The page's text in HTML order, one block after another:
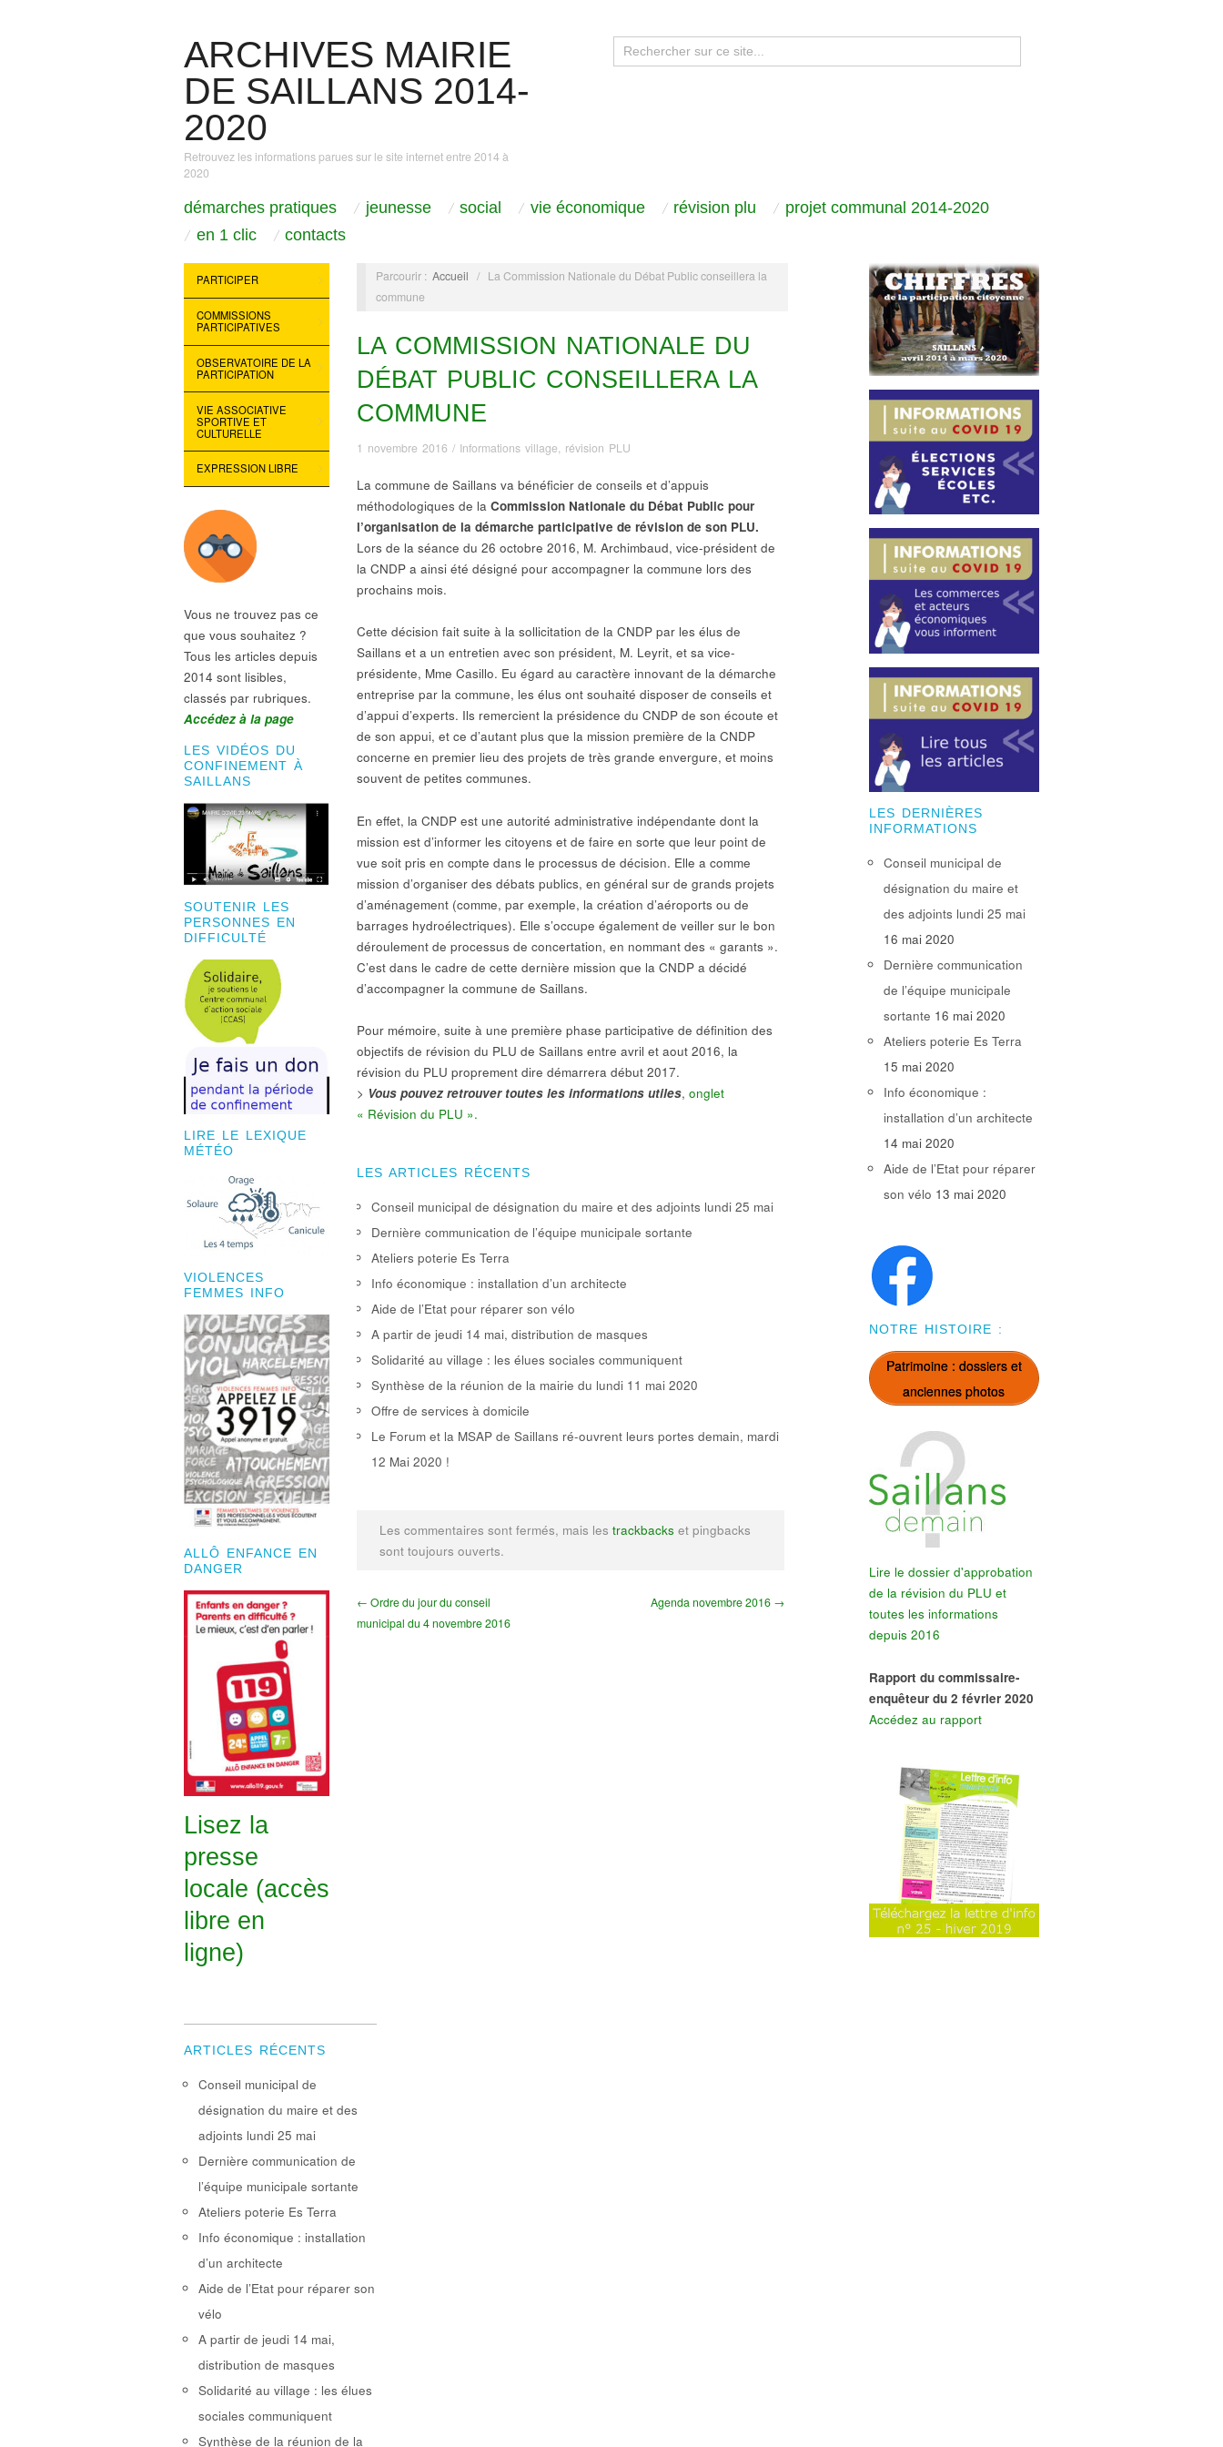
ARCHIVES MAIRIE
DE SAILLANS 2014-
2020
Retrouvez les informations parues sur le site internet entre 2014 à
2020
démarches pratiques jeunesse social vie économique révision plu
projet communal 2014-2020
en 1 clic
contacts
PARTICIPER
COMMISSIONS
PARTICIPATIVES
OBSERVATOIRE DE LA
PARTICIPATION
VIE ASSOCIATIVE
SPORTIVE ET
CULTURELLE
EXPRESSION LIBRE
Vous ne trouvez pas ce
que vous souhaitez ?
Tous les articles depuis
2014 sont lisibles,
classés par rubriques.
Accédez à la page
LES VIDÉOS DU
CONFINEMENT À
SAILLANS
SOUTENIR LES
PERSONNES EN
DIFFICULTÉ
LIRE LE LEXIQUE
MÉTÉO
VIOLENCES
FEMMES INFO
ALLÔ ENFANCE EN
DANGER
Lisez la
presse
locale (accès
libre en
ligne)
Parcourir : Accueil / La Commission Nationale du Débat Public conseillera la
commune
LA COMMISSION NATIONALE DU
DÉBAT PUBLIC CONSEILLERA LA
COMMUNE
1 novembre 2016 / Informations village révision PLU
La commune de Saillans va bénéficier de conseils et d’appuis
méthodologiques de la Commission Nationale du Débat Public pour
l’organisation de la démarche participative de révision de son PLU.
Lors de la séance du 26 octobre 2016, M. Archimbaud, vice-président de
la CNDP a ainsi été désigné pour accompagner la commune lors des
prochains mois.
Cette décision fait suite à la sollicitation de la CNDP par les élus de
Saillans et a un entretien avec son président, M. Leyrit, et sa vice-
présidente, Mme Casillo. Eu égard au caractère innovant de la démarche
entreprise par la commune, les élus ont souhaité disposer de conseils et
d’appui d’experts. Ils remercient la présidence du CNDP de son écoute et
de son appui, et ce d’autant plus que la mission première de la CNDP
concerne en premier lieu des projets de très grande envergure, et moins
souvent de petites communes.
En effet, la CNDP est une autorité administrative indépendante dont la
mission est d’informer les citoyens et de faire en sorte que leur point de
vue soit pris en compte dans le processus de décision. Elle a comme
mission d’organiser des débats publics, en général sur de grands projets
d’aménagement (comme, par exemple, la création d’aéroports ou de
barrages hydroélectriques). Elle s’occupe également de veiller sur le bon
déroulement de processus de concertation, en nommant des « garants ».
C’est dans le cadre de cette dernière mission que la CNDP a décidé
d’accompagner la commune de Saillans.
Pour mémoire, suite à une première phase participative de définition des
objectifs de révision du PLU de Saillans entre avril et aout 2016, la
révision du PLU proprement dire démarrera début 2017.
> Vous pouvez retrouver toutes les informations utiles, onglet
« Révision du PLU ».
LES ARTICLES RÉCENTS
Conseil municipal de désignation du maire et des adjoints lundi 25 mai
Dernière communication de l’équipe municipale sortante
Ateliers poterie Es Terra
Info économique : installation d’un architecte
Aide de l’Etat pour réparer son vélo
A partir de jeudi 14 mai, distribution de masques
Solidarité au village : les élues sociales communiquent
Synthèse de la réunion de la mairie du lundi 11 mai 2020
Offre de services à domicile
Le Forum et la MSAP de Saillans ré-ouvrent leurs portes demain, mardi
12 Mai 2020 !
Les commentaires sont fermés, mais les trackbacks et pingbacks
sont toujours ouverts.
← Ordre du jour du conseil
municipal du 4 novembre 2016
Agenda novembre 2016 →
LES DERNIÈRES
INFORMATIONS
Conseil municipal de
désignation du maire et
des adjoints lundi 25 mai
16 mai 2020
Dernière communication
de l’équipe municipale
sortante 16 mai 2020
Ateliers poterie Es Terra
15 mai 2020
Info économique :
installation d’un architecte
14 mai 2020
Aide de l’Etat pour réparer
son vélo 13 mai 2020
NOTRE HISTOIRE :
Patrimoine : dossiers et
anciennes photos
Lire le dossier d'approbation
de la révision du PLU et
toutes les informations
depuis 2016
Rapport du commissaire-
enquêteur du 2 février 2020
Accédez au rapport
ARTICLES RÉCENTS
Conseil municipal de
désignation du maire et des
adjoints lundi 25 mai
Dernière communication de
l’équipe municipale sortante
Ateliers poterie Es Terra
Info économique : installation
d’un architecte
Aide de l’Etat pour réparer son
vélo
A partir de jeudi 14 mai,
distribution de masques
Solidarité au village : les élues
sociales communiquent
Synthèse de la réunion de la